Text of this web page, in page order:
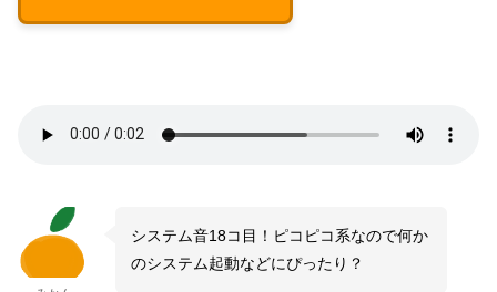
システム音18コ目！ピコピコ系なので何か
のシステム起動などにぴったり？